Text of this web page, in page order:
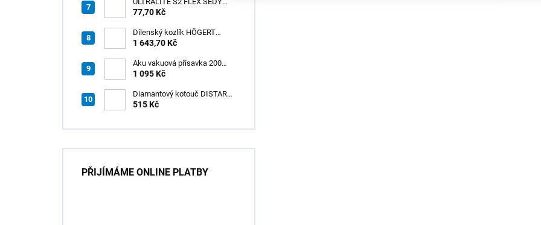
/15kg
77,70 Kč
Dílenský kozlík HÖGERT
HT7G551
1 643,70 Kč
Aku vakuová přísavka 200
mm s LCD displejem (150 kg)
1 095 Kč
Diamantový kotouč DISTAR
GREEN CUT
515 Kč
PŘIJÍMÁME ONLINE PLATBY